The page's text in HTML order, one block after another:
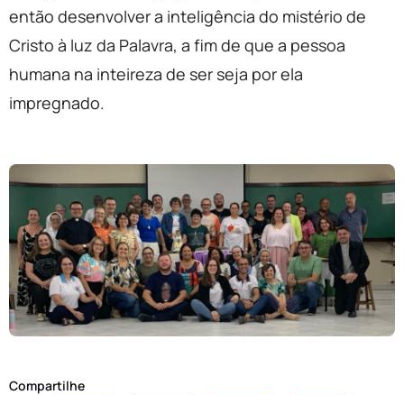
então desenvolver a inteligência do mistério de
Cristo à luz da Palavra, a fim de que a pessoa
humana na inteireza de ser seja por ela
impregnado.
Compartilhe